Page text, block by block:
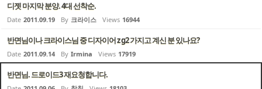
디젯 마지막 분양. 4대 선착순.
Date 2011.09.19 By 크라이스 Views 16944
반면님이나 크라이스님 중 디자이어 z g2 가지고 계신 분 있나요?
Date 2011.09.14 By Irmina Views 17919
반면님. 드로이드3 재요청합니다.